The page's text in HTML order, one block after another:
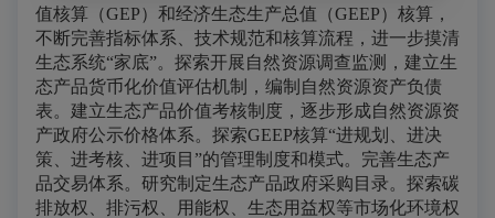
值核算（GEP）和经济生态生产总值（GEEP）核算，
不断完善指标体系、技术规范和核算流程，进一步摸清
生态系统“家底”。探索开展自然资源调查监测，建立生
态产品货币化价值评估机制，编制自然资源资产负债
表。建立生态产品价值考核制度，逐步形成自然资源资
产政府公示价格体系。探索GEEP核算“进规划、进决
策、进考核、进项目”的管理制度和模式。完善生态产
品交易体系。研究制定生态产品政府采购目录。探索碳
排放权、排污权、用能权、生态用益权等市场化环境权